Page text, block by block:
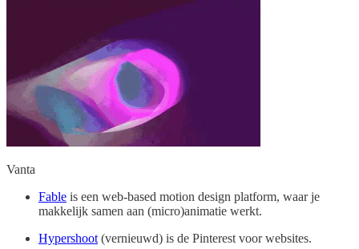
Vanta
Fable is een web-based motion design platform, waar je
makkelijk samen aan (micro)animatie werkt.
Hypershoot (vernieuwd) is de Pinterest voor websites.